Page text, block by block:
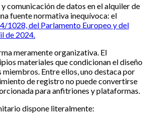
comunicación de datos en el alquiler de
fuente normativa inequívoca: el
1028, del Parlamento Europeo y del
de 2024.
meramente organizativa. El
materiales que condicionan el diseño
miembros. Entre ellos, uno destaca por
de registro no puede convertirse
para anfitriones y plataformas.
dispone literalmente: